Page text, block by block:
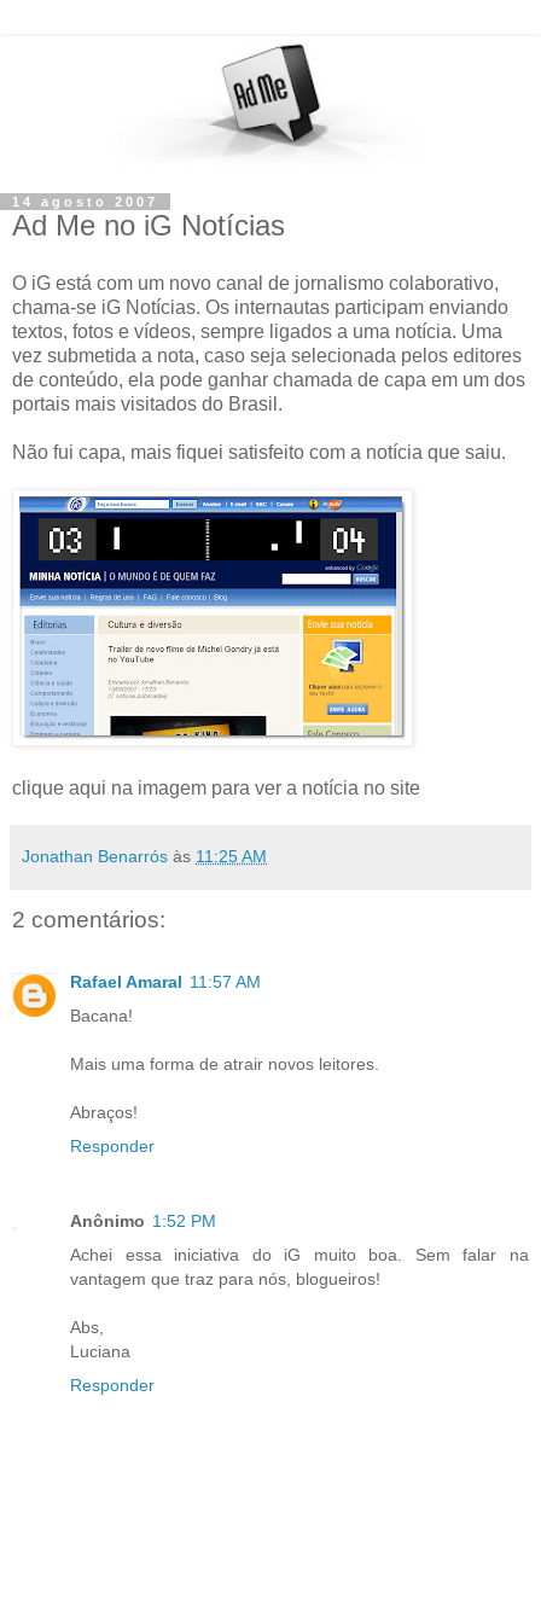
14 agosto 2007
Ad Me no iG Notícias
O iG está com um novo canal de jornalismo colaborativo,
chama-se iG Notícias. Os internautas participam enviando
textos, fotos e vídeos, sempre ligados a uma notícia. Uma
vez submetida a nota, caso seja selecionada pelos editores
de conteúdo, ela pode ganhar chamada de capa em um dos
portais mais visitados do Brasil.
Não fui capa, mais fiquei satisfeito com a notícia que saiu.
clique aqui na imagem para ver a notícia no site
Jonathan Benarrós às 11:25 AM
2 comentários:
Rafael Amaral 11:57 AM
Bacana!
Mais uma forma de atrair novos leitores.
Abraços!
Responder
Anônimo 1:52 PM
Achei essa iniciativa do iG muito boa. Sem falar na
vantagem que traz para nós, blogueiros!
Abs,
Luciana
Responder